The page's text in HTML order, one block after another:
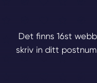
Det finns 16st
skriv in ditt